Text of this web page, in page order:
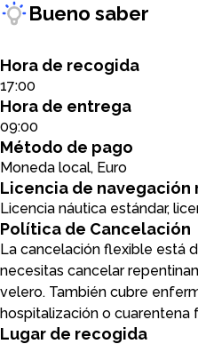
Bueno saber
Hora de recogida
17:00
Hora de entrega
09:00
Método de pago
Moneda local, Euro
Licencia de navegación
Licencia náutica estándar,
Política de Cancelación
La cancelación flexible está
necesitas cancelar
velero. También cubre
hospitalización o cuarentena
Lugar de recogida